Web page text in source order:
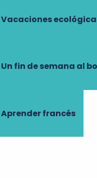
Vacaciones
Un fin de semana al
Aprender francés
e ideas para las
bandeja de
virtual, que